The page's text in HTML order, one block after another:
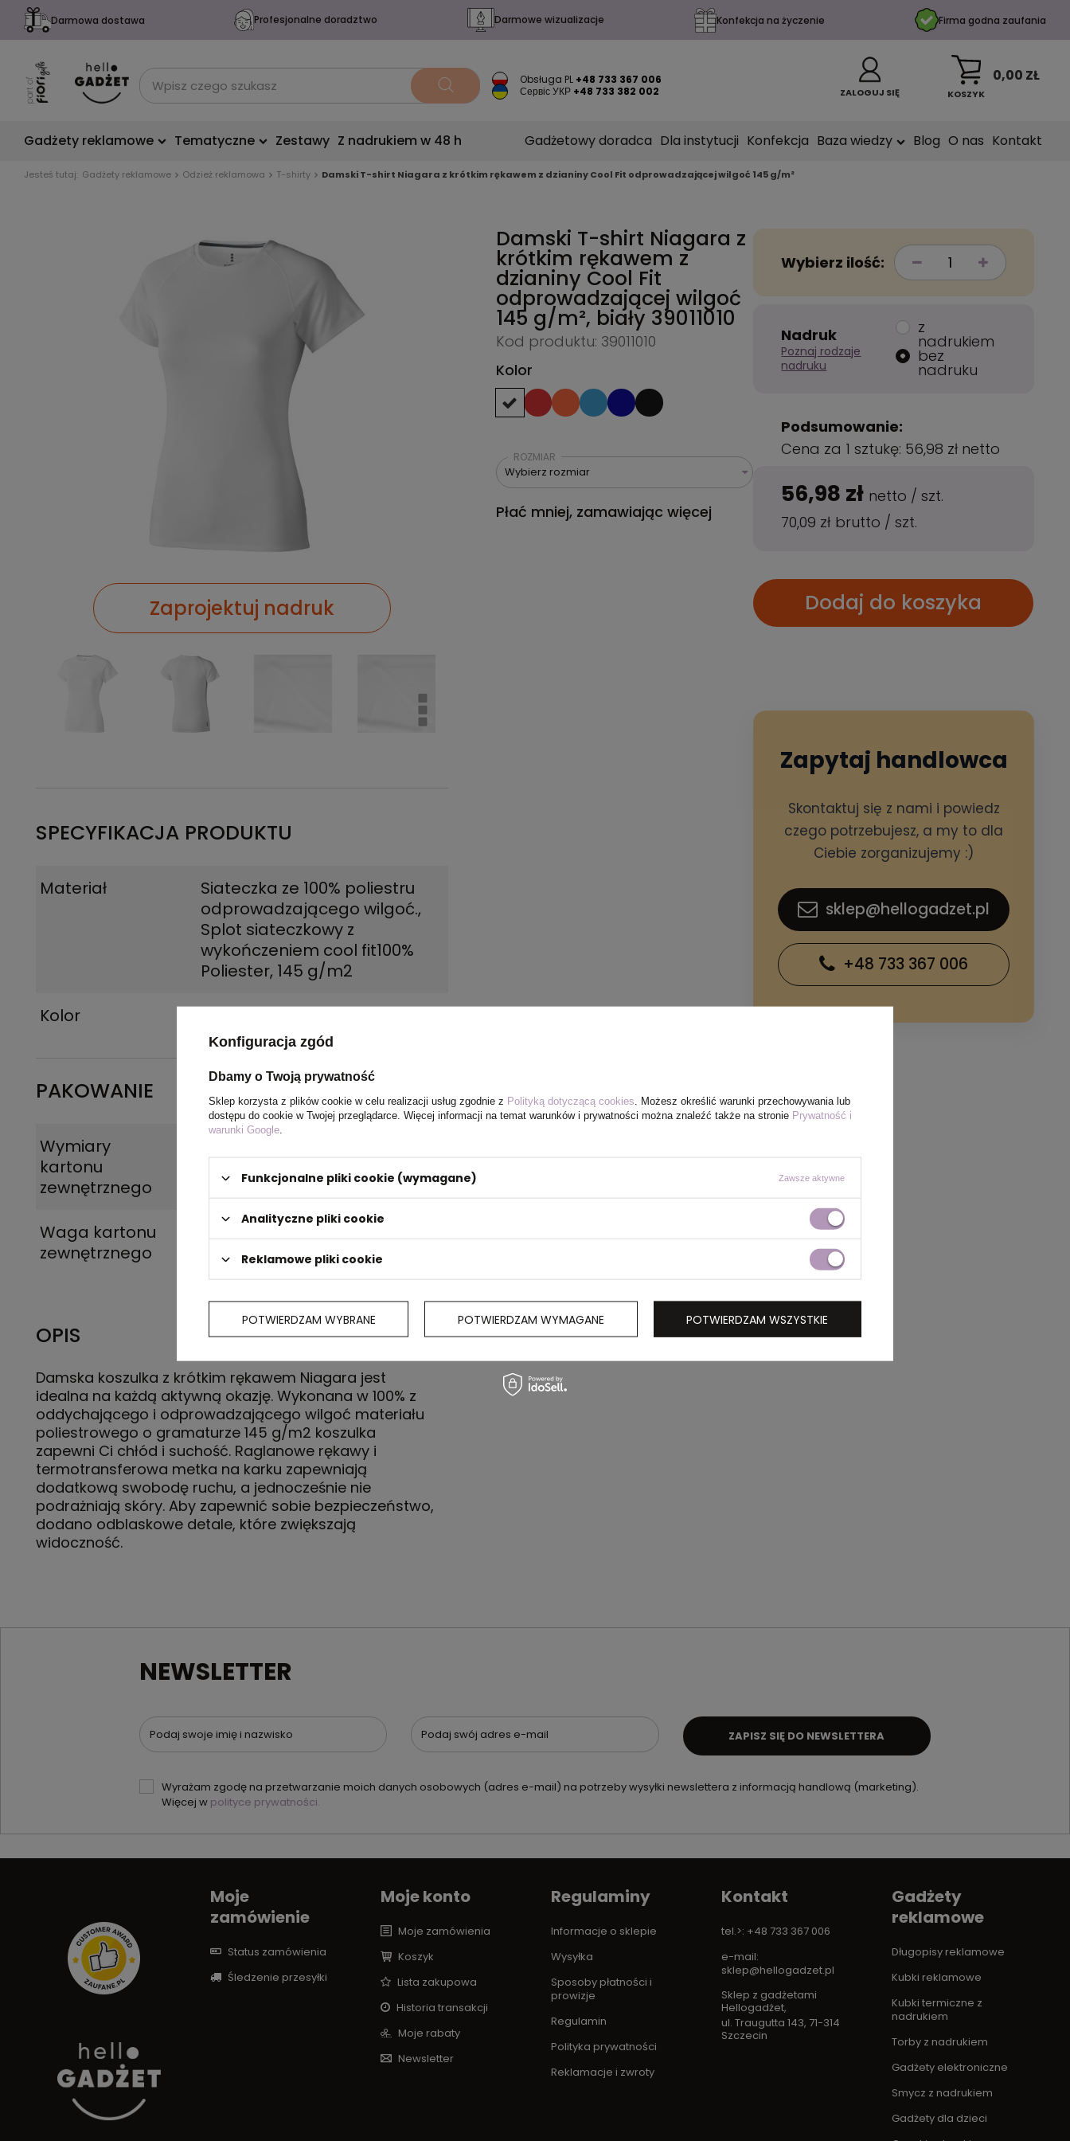
Darmowa dostawa Profesjonalne doradztwo Darmowe wizualizacje Konfekcja na życzenie Firma godna zaufania
Obsługa PL +48 733 367 006
Сервіс УКР +48 733 382 002 ZALOGUJ SIĘ KOSZYK
0,00 ZŁ
Gadżety reklamowe Tematyczne Zestawy Z nadrukiem w 48 h Gadżetowy doradca Dla instytucji Konfekcja Baza wiedzy Blog O nas Kontakt
Jesteś tutaj: Gadżety reklamowe Odzież reklamowa T-shirty Damski T-shirt Niagara z krótkim rękawem z dzianiny Cool Fit odprowadzającej wilgoć 145 g/m²
Zaprojektuj nadruk
SPECYFIKACJA PRODUKTU
Materiał
Siateczka ze 100% poliestru
odprowadzającego wilgoć.,
Splot siateczkowy z
wykończeniem cool fit100%
Poliester, 145 g/m2
Kolor
PAKOWANIE
Wymiary
kartonu
zewnętrznego
Waga kartonu
zewnętrznego
OPIS
Damska koszulka z krótkim rękawem Niagara jest
idealna na każdą aktywną okazję. Wykonana w 100% z
oddychającego i odprowadzającego wilgoć materiału
poliestrowego o gramaturze 145 g/m2 koszulka
zapewni Ci chłód i suchość. Raglanowe rękawy i
termotransferowa metka na karku zapewniają
dodatkową swobodę ruchu, a jednocześnie nie
podrażniają skóry. Aby zapewnić sobie bezpieczeństwo,
dodano odblaskowe detale, które zwiększają
widoczność.
Damski T-shirt Niagara z
krótkim rękawem z
dzianiny Cool Fit
odprowadzającej wilgoć
145 g/m², biały 39011010
Kod produktu: 39011010
Kolor
ROZMIAR
Wybierz rozmiar
Płać mniej, zamawiając więcej
Wybierz ilość:
Nadruk
Poznaj rodzaje
nadruku
z
nadrukiem
bez
nadruku
Podsumowanie:
Cena za 1 sztukę: 56,98 zł netto
56,98 zł netto /szt.
70,09 zł brutto /szt.
Dodaj do koszyka
Zapytaj handlowca
Skontaktuj się z nami i powiedz
czego potrzebujesz, a my to dla
Ciebie zorganizujemy :)
sklep@hellogadzet.pl
+48 733 367 006
NEWSLETTER
Podaj swoje imię i nazwisko Podaj swój adres e-mail
Wyrażam zgodę na przetwarzanie moich danych osobowych (adres e-mail) na potrzeby wysyłki newslettera z informacją handlową (marketing).
Więcej w polityce prywatności.
ZAPISZ SIĘ DO NEWSLETTERA
Moje
zamówienie
Status zamówienia
Śledzenie przesyłki
Moje konto
Moje zamówienia
Koszyk
Lista zakupowa
Historia transakcji
Moje rabaty
Newsletter
Regulaminy
Informacje o sklepie
Wysyłka
Sposoby płatności i
prowizje
Regulamin
Polityka prywatności
Reklamacje i zwroty
Kontakt
tel.>: +48 733 367 006
e-mail:
sklep@hellogadzet.pl
Sklep z gadżetami
Hellogadżet,
ul. Traugutta 143, 71-314
Szczecin
Gadżety
reklamowe
Długopisy reklamowe
Kubki reklamowe
Kubki termiczne z
nadrukiem
Torby z nadrukiem
Gadżety elektroniczne
Smycz z nadrukiem
Gadżety dla dzieci
Konfiguracja zgód
Dbamy o Twoją prywatność
Sklep korzysta z plików cookie w celu realizacji usług zgodnie z Polityką dotyczącą cookies . Możesz określić warunki przechowywania lub
dostępu do cookie w Twojej przeglądarce. Więcej informacji na temat warunków i prywatności można znaleźć także na stronie Prywatność i
warunki Google
Funkcjonalne pliki cookie (wymagane) Zawsze aktywne
Analityczne pliki cookie
Reklamowe pliki cookie
POTWIERDZAM WYBRANE POTWIERDZAM WYMAGANE POTWIERDZAM WSZYSTKIE